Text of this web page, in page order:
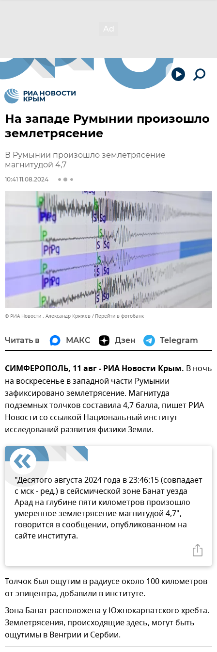
На западе Румынии произошло
землетрясение
В Румынии произошло землетрясение
магнитудой 4,7
10:41 11.08.2024
© РИА Новости . Александр Кряжев Перейти в фотобанк
Читать в МАКС Дзен Telegram
СИМФЕРОПОЛЬ, 11 авг - РИА Новости Крым. В ночь
на воскресенье в западной части Румынии
зафиксировано землетрясение. Магнитуда
подземных толчков составила 4,7 балла, пишет РИА
Новости со ссылкой Национальный институт
исследований развития физики Земли.
"Десятого августа 2024 года в 23:46:15 (совпадает
с мск - ред.) в сейсмической зоне Банат уезда
Арад на глубине пяти километров произошло
умеренное землетрясение магнитудой 4,7", -
говорится в сообщении, опубликованном на
сайте института.
Толчок был ощутим в радиусе около 100 километров
от эпицентра, добавили в институте.
Зона Банат расположена у Южнокарпатского хребта.
Землетрясения, происходящие здесь, могут быть
ощутимы в Венгрии и Сербии.